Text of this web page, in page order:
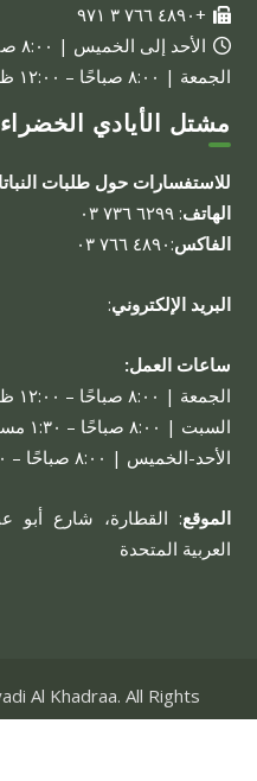
+٤٨٩٠ ٧٦٦ ٣ ٩٧١
الأحد إلى الخميس | ٨:٠٠ صباحًا – ٤:٣٠ مساءً
الجمعة | ٨:٠٠ صباحًا – ١٢:٠٠ ظهراً
مشتل الأيادي الخضراء
للاستفسارات حول طلبات
الهاتف: ٦٢٩٩ ٧٣٦ ٠٣
الفاكس:٤٨٩٠ ٧٦٦ ٠٣
البريد الإلكتروني:
ساعات العمل:
الجمعة | ٨:٠٠ صباحًا – ١٢:٠٠ ظهرًا
السبت | ٨:٠٠ صباحًا – ١:٣٠ مساءً، ٤:٠٠ مساءً – ٧:٠٠ مساءً
الأحد-الخميس | ٨:٠٠ صباحًا – ٧:٠٠ مساءً
الموقع: القطارة، شارع أبو
العربية المتحدة
Al Khadraa. All Rights